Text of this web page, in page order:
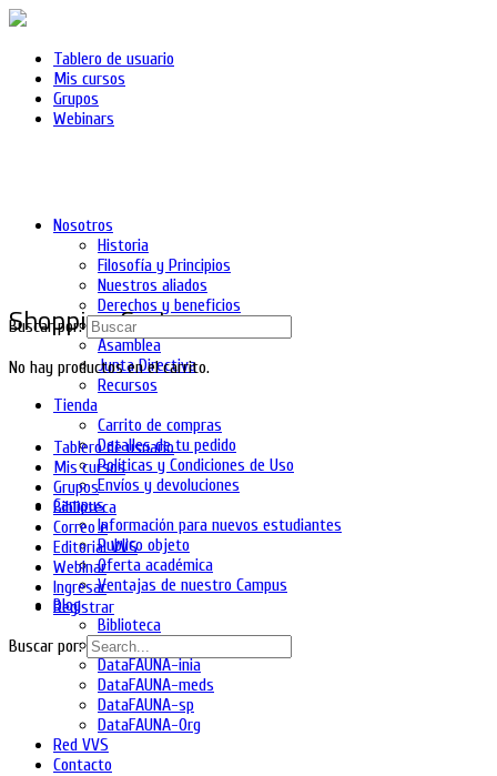
Tablero de usuario
Mis cursos
Grupos
Webinars
Nosotros
Historia
Filosofía y Principios
Nuestros aliados
Derechos y beneficios
Asociados
Asamblea
Junta Directiva
Recursos
Tienda
Carrito de compras
Detalles de tu pedido
Políticas y Condiciones de Uso
Envíos y devoluciones
Campus
Información para nuevos estudiantes
Publico objeto
Oferta académica
Ventajas de nuestro Campus
Blog
Biblioteca
DataFAUNA-diet
DataFAUNA-inia
DataFAUNA-meds
DataFAUNA-sp
DataFAUNA-Org
Red VVS
Contacto
Shopping Cart
No hay productos en el carrito.
Buscar por:
Tablero de usuario
Mis cursos
Grupos
Biblioteca
Correo e
Editorial VVS
Webinar
Ingresar
Registrar
Buscar por: